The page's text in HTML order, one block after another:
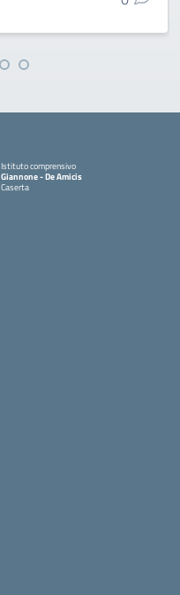
Istituto comprensivo
Giannone - De Amicis
Caserta